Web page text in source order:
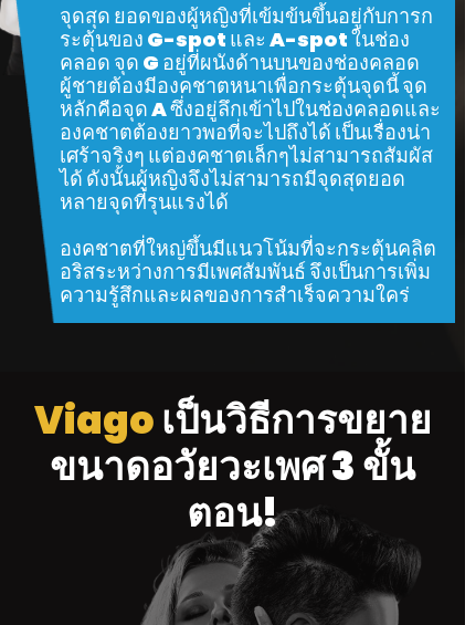
จุดสุด ยอดของผู้หญิงที่เข้มข้นขึ้นอยู่กับการก
ระตุ้นของ G-spot และ A-spot ในช่อง
คลอด จุด G อยู่ที่ผนังด้านบนของช่องคลอด
ผู้ชายต้องมีองคชาตหนาเพื่อกระตุ้นจุดนี้ จุด
หลักคือจุด A ซึ่งอยู่ลึกเข้าไปในช่องคลอดและ
องคชาตต้องยาวพอที่จะไปถึงได้ เป็นเรื่องน่า
เศร้าจริงๆ แต่องคชาตเล็กๆไม่สามารถสัมผัส
ได้ ดังนั้นผู้หญิงจึงไม่สามารถมีจุดสุดยอด
หลายจุดที่รุนแรงได้
องคชาตที่ใหญ่ขึ้นมีแนวโน้มที่จะกระตุ้นคลิต
อริสระหว่างการมีเพศสัมพันธ์ จึงเป็นการเพิ่ม
ความรู้สึกและผลของการสำเร็จความใคร่
Viagoเป็นวิธีการขยาย
ขนาดอวัยวะเพศ 3 ขั้น
ตอน!